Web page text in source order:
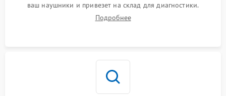
ваш наушники и привезет на склад для диагностики.
Подробнее